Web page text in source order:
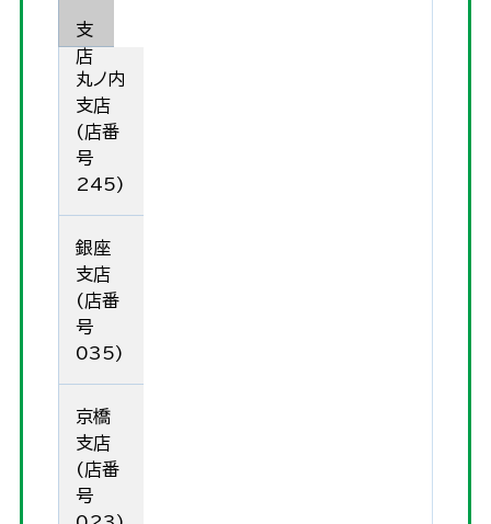
支
店
丸ノ内
支店
(店番
号
245)
銀座
支店
(店番
号
035)
京橋
支店
(店番
号